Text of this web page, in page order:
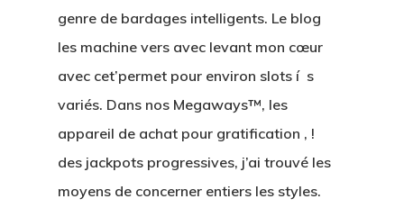
genre de bardages intelligents. Le blog
les machine vers avec levant mon cœur
avec cet’permet pour environ slots í s
variés. Dans nos Megaways™, les
appareil de achat pour gratification , !
des jackpots progressives, j’ai trouvé les
moyens de concerner entiers les styles.